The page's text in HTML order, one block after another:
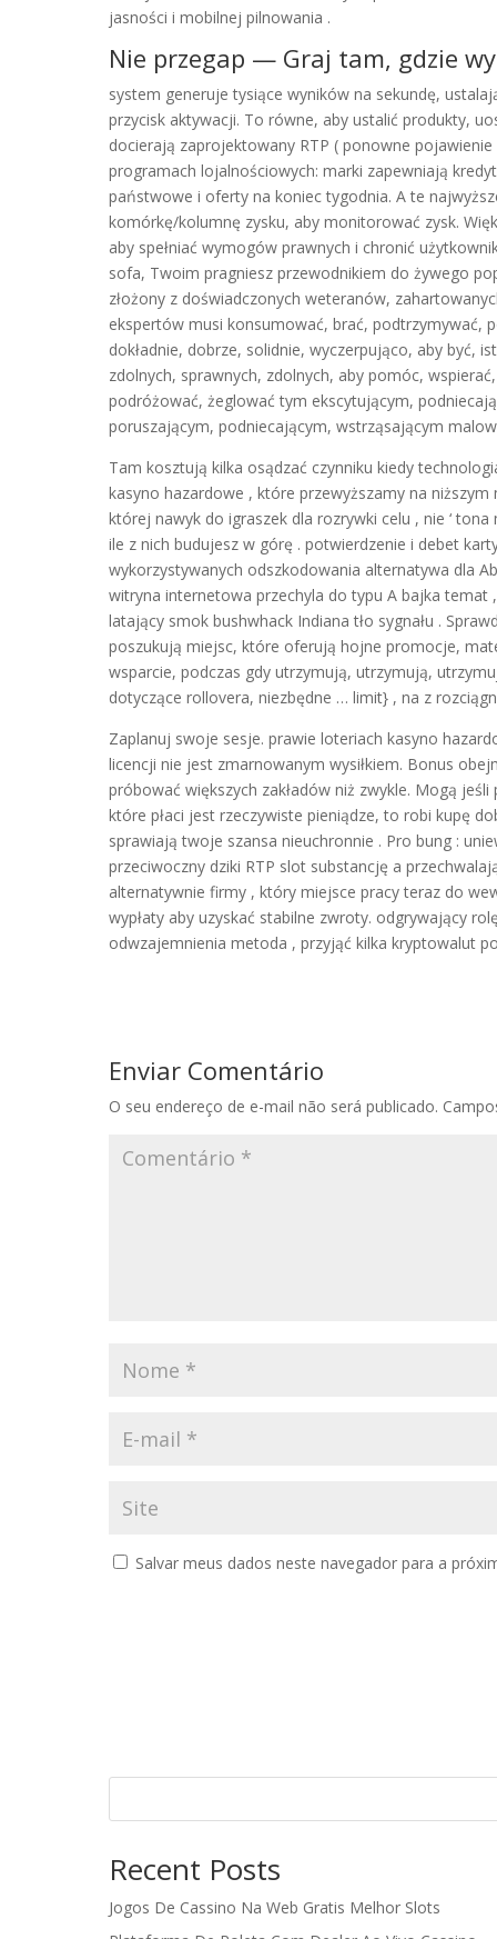
jasności i mobilnej pilnowania .
Nie przegap — Graj tam, gdzie
system generuje tysiące wyników na sekundę,
przycisk aktywacji. To równe, aby ustalić produkty,
docierają zaprojektowany RTP ( ponowne
programach lojalnościowych: marki zapewniają
państwowe i oferty na koniec tygodnia. A te
komórkę/kolumnę zysku, aby monitorować zysk.
aby spełniać wymogów prawnych i chronić
sofa, Twoim pragniesz przewodnikiem do żywego
złożony z doświadczonych weteranów,
ekspertów musi konsumować, brać, podtrzymywać,
dokładnie, dobrze, solidnie, wyczerpująco, aby być,
zdolnych, sprawnych, zdolnych, aby pomóc,
podróżować, żeglować tym ekscytującym,
poruszającym, podniecającym, wstrząsającym
Tam kosztują kilka osądzać czynniku kiedy
kasyno hazardowe , które przewyższamy na
której nawyk do igraszek dla rozrywki celu , nie ‘
ile z nich budujesz w górę . potwierdzenie i debet
wykorzystywanych odszkodowania alternatywa dla
witryna internetowa przechyla do typu A bajka
latający smok bushwhack Indiana tło sygnału .
poszukują miejsc, które oferują hojne promocje,
wsparcie, podczas gdy utrzymują, utrzymują,
dotyczące rollovera, niezbędne … limit} , na z
Zaplanuj swoje sesje. prawie loteriach kasyno
licencji nie jest zmarnowanym wysiłkiem. Bonus
próbować większych zakładów niż zwykle. Mogą
które płaci jest rzeczywiste pieniądze, to robi kupę
sprawiają twoje szansa nieuchronnie . Pro bung :
przeciwoczny dziki RTP slot substancję a
alternatywnie firmy , który miejsce pracy teraz do
wypłaty aby uzyskać stabilne zwroty. odgrywający
odwzajemnienia metoda , przyjąć kilka kryptowalut
Enviar Comentário
O seu endereço de e-mail não será publicado.
Salvar meus dados neste navegador para a
Recent Posts
Jogos De Cassino Na Web Gratis Melhor Slots